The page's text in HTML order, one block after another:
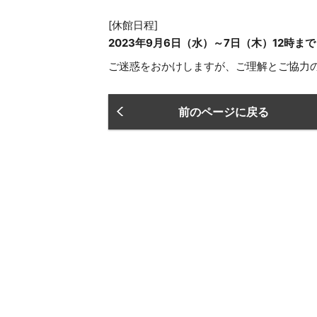
[休館日程]
2023年9月6日（水）～7日（木）12時まで
ご迷惑をおかけしますが、ご理解とご協力
前のページに戻る